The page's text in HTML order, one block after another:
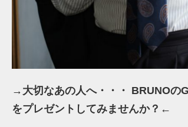
→ 大切なあの人へ・・・ BRUNOの
をプレゼントしてみませんか？ ←